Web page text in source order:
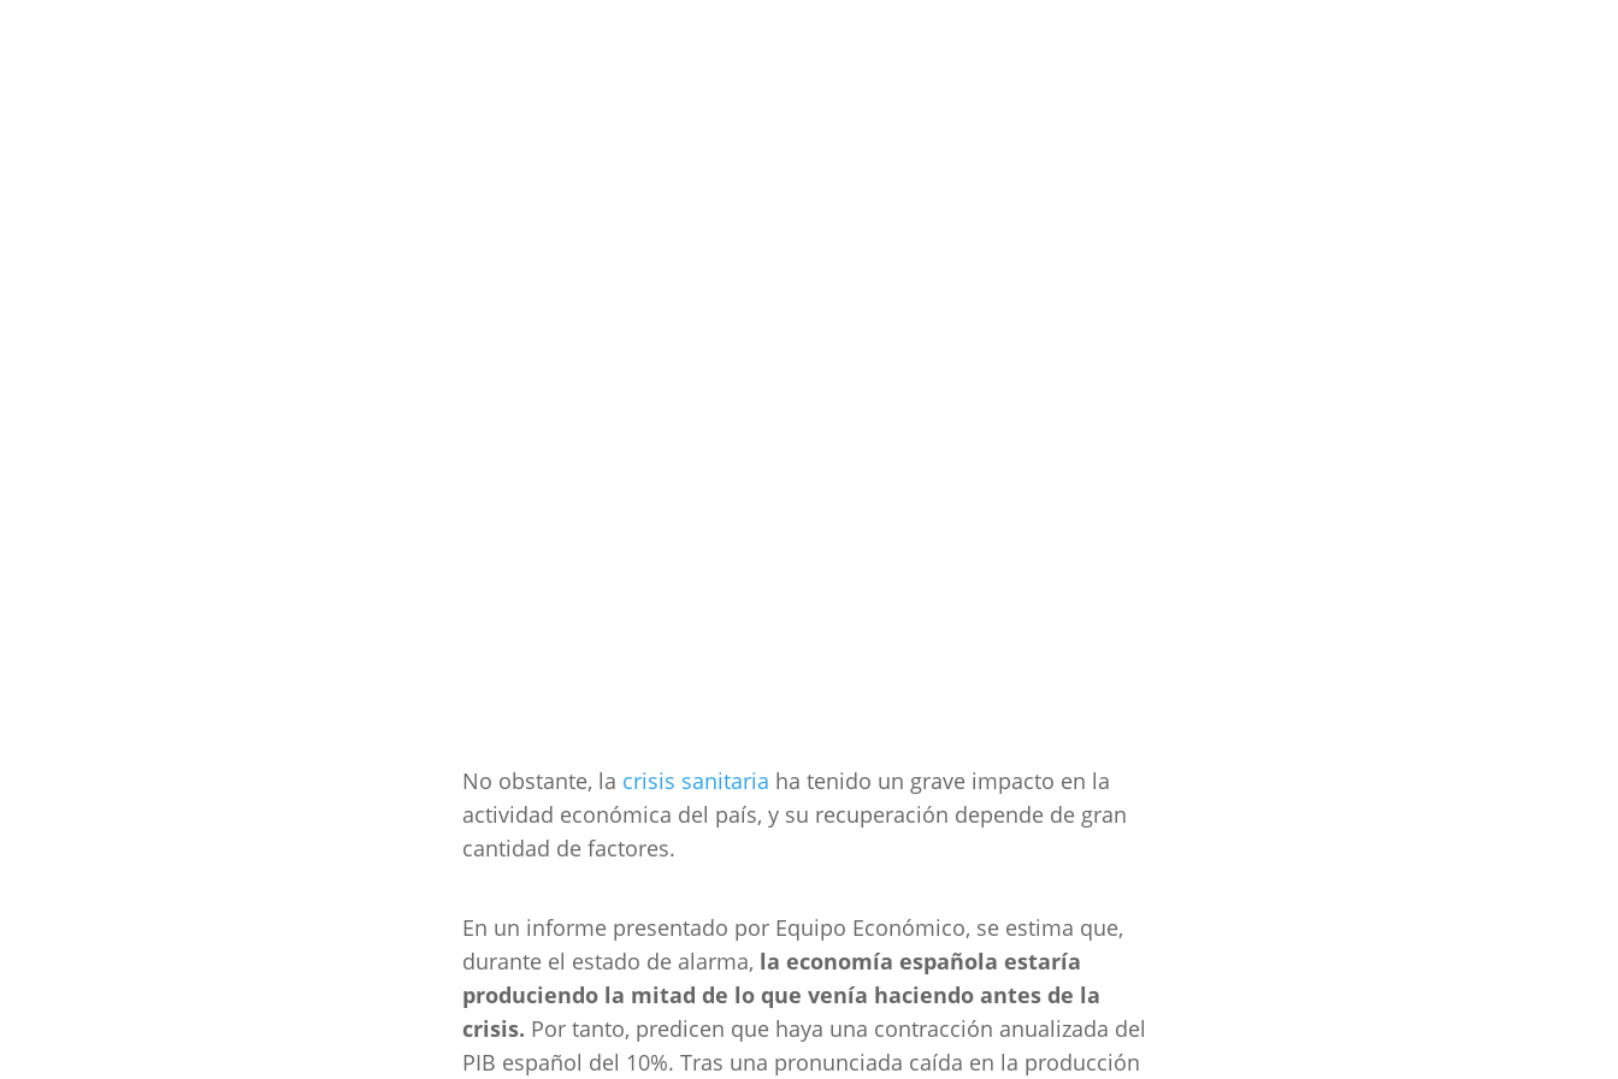
No obstante, la crisis sanitaria ha tenido un grave impacto en la
actividad económica del país, y su recuperación depende de gran
cantidad de factores.
En un informe presentado por Equipo Económico, se estima que,
durante el estado de alarma, la economía española estaría
produciendo la mitad de lo que venía haciendo antes de la
crisis. Por tanto, predicen que haya una contracción anualizada del
PIB español del 10%. Tras una pronunciada caída en la producción